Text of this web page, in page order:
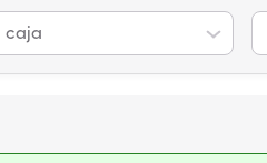
caja